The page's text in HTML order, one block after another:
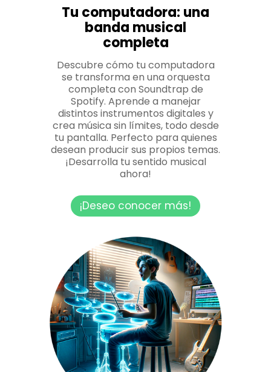
Tu computadora: una
banda musical
completa
Descubre cómo tu computadora
se transforma en una orquesta
completa con Soundtrap de
Spotify. Aprende a manejar
distintos instrumentos digitales y
crea música sin límites, todo desde
tu pantalla. Perfecto para quienes
desean producir sus propios temas.
¡Desarrolla tu sentido musical
ahora!
¡Deseo conocer más!